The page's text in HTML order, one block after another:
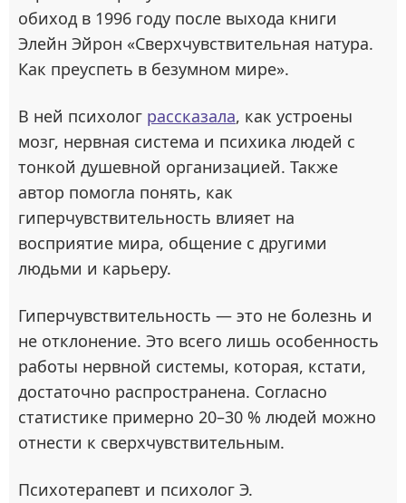
обиход в 1996 году после выхода книги
Элейн Эйрон «Сверхчувствительная натура.
Как преуспеть в безумном мире».
В ней психолог рассказала, как устроены
мозг, нервная система и психика людей с
тонкой душевной организацией. Также
автор помогла понять, как
гиперчувствительность влияет на
восприятие мира, общение с другими
людьми и карьеру.
Гиперчувствительность — это не болезнь и
не отклонение. Это всего лишь особенность
работы нервной системы, которая, кстати,
достаточно распространена. Согласно
статистике примерно 20–30 % людей можно
отнести к сверхчувствительным.
Психотерапевт и психолог Э.